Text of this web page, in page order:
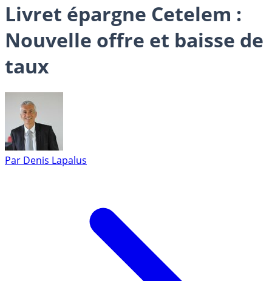
Livret épargne Cetelem :
Nouvelle offre et baisse de
taux
Par Denis Lapalus